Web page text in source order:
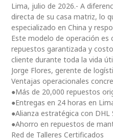
Lima, julio de 2026.- A
directa de su casa matriz, lo
especializado en China y
Este modelo de operación
repuestos garantizada y
cliente durante toda la vida
Jorge Flores, gerente de
Ventajas operacionales
●Más de 20,000 repuestos
●Entregas en 24 horas en
●Alianza estratégica con
●Ahorro en repuestos de
Red de Talleres Certificados